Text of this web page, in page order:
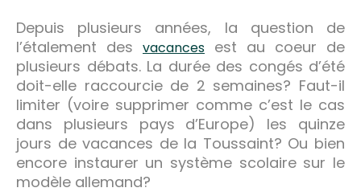
Depuis plusieurs années, la question de
l’étalement des vacances est au coeur de
plusieurs débats. La durée des congés d’été
doit-elle raccourcie de 2 semaines? Faut-il
limiter (voire supprimer comme c’est le cas
dans plusieurs pays d’Europe) les quinze
jours de vacances de la Toussaint? Ou bien
encore instaurer un système scolaire sur le
modèle allemand?